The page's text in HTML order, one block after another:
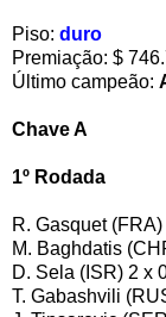
Piso: duro
Premiação: $
Último campeão:
Chave A
1º Rodada
R. Gasquet
M. Baghdatis
D. Sela (ISR) 2 x
T. Gabashvili